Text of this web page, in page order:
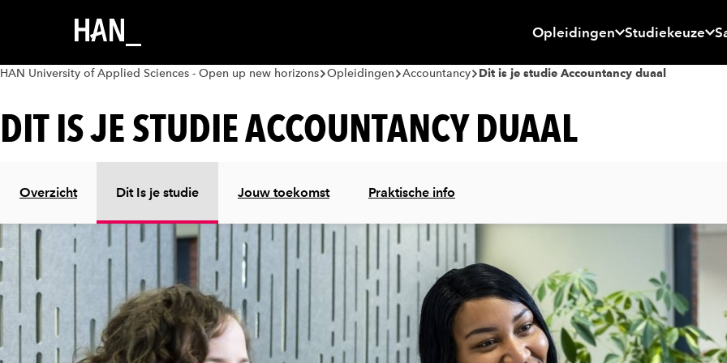
Opleidingen Studiekeuze
HAN University of Applied Sciences - Open up new horizons Opleidingen Accountancy Dit is je studie Accountancy duaal
DIT IS JE STUDIE ACCOUNTANCY DUAAL
Overzicht Dit Is je studie Jouw toekomst Praktische info